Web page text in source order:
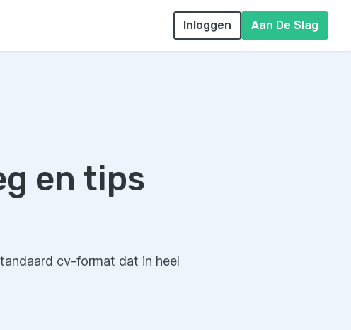
Inloggen Aan De Slag
en tips
cv-format dat in heel